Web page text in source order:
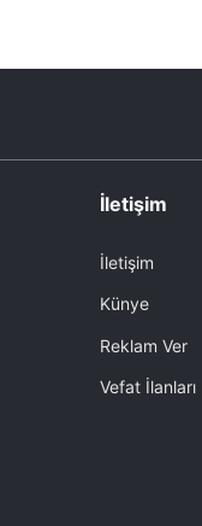
İletişim
İletişim
Künye
Reklam Ver
Vefat İlanları